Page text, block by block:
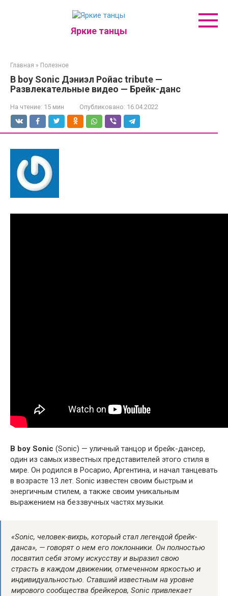
Яркие танцы
Главная » Полезное
B boy Sonic Дэниэл Ройас tribute —
Развлекательные видео — Брейк-данс
На чтение: 15 мин Опубликовано: 16.04.2022
B boy Sonic (Sonic) — уличный танцор и брейк-дансер,
один из самых известных представителей этого стиля в
мире. Он родился в Росарио, Аргентина, и начал танцевать
в возрасте 13 лет. Sonic известен своим быстрым и
энергичным стилем, а также своим уникальным
выражением на беззвучных частях музыки.
«Sonic, человек-вихрь, который стал легендой брейк-
данса», — говорят о нем его поклонники. Он полностью
посвятил себя этому искусству и выразил свою
страсть в каждом движении, отмеченном яркостью и
индивидуальностью. Ставший известным на уровне
мирового сообщества брейкеров, Sonic привлекает